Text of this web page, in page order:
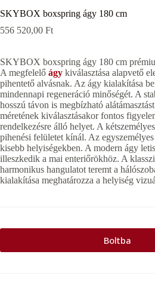
SKYBOX boxspring ágy 180 cm
556 520,00 Ft
SKYBOX boxspring ágy 180 cm
A megfelelő ágy kiválasztása alapvető
pihentető alvásnak. Az ágy kialakítása
mindennapi regeneráció minőségét. A
hosszú távon is megbízható
méretének kiválasztásakor fontos
rendelkezésre álló helyet. A
pihenési felületet kínál. Az
kisebb helyiségekben. A modern ágy
illeszkedik a mai enteriőrökhöz. A
harmonikus hangulatot teremt a
kialakítása meghatározza a helyiség
Boltba